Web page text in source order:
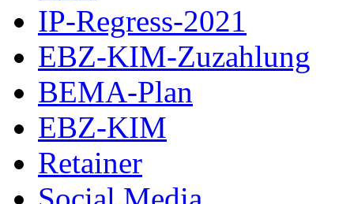
IP-Regress-2021
EBZ-KIM-Zuzahlung
BEMA-Plan
EBZ-KIM
Retainer